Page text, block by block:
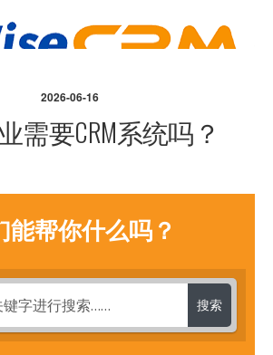
2026-06-16
需要CRM系统吗？
能帮你什么吗？
搜索